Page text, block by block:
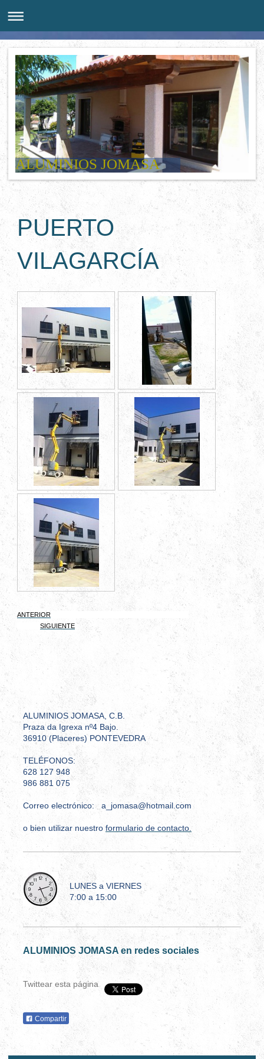
ALUMINIOS JOMASA
PUERTO
VILAGARCÍA
ANTERIOR
SIGUIENTE
ALUMINIOS JOMASA, C.B.
Praza da Igrexa nº4 Bajo.
36910 (Placeres) PONTEVEDRA
TELÉFONOS:
628 127 948
986 881 075
Correo electrónico: a_jomasa@hotmail.com
o bien utilizar nuestro formulario de contacto
LUNES a VIERNES
7:00 a 15:00
ALUMINIOS JOMASA en redes sociales
Twittear esta página
Compartir